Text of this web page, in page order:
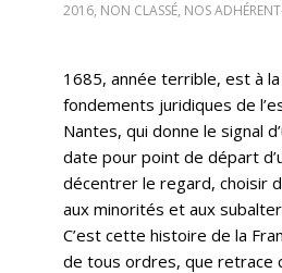
2016, NON CLASSÉ, NOS
1685, année terrible, est à
fondements juridiques de
Nantes, qui donne le signal
date pour point de départ
décentrer le regard, choisir
aux minorités et aux
C’est cette histoire de la
de tous ordres, que retrace